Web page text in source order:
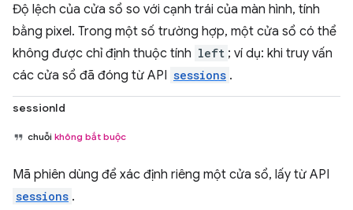
Độ lệch của cửa sổ so với cạnh trái của màn hình, tính
bằng pixel. Trong một số trường hợp, một cửa sổ có thể
không được chỉ định thuộc tính left ; ví dụ: khi truy vấn
các cửa sổ đã đóng từ API sessions .
sessionId
chuỗi không bắt buộc
Mã phiên dùng để xác định riêng một cửa sổ, lấy từ API
sessions .